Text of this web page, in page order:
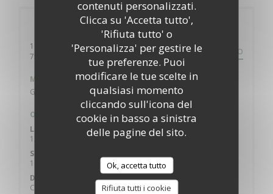
contenuti personalizzati.
Clicca su 'Accetta tutto',
'Rifiuta tutto' o
'Personalizza' per gestire le
tue preferenze. Puoi
modificare le tue scelte in
qualsiasi momento
cliccando sull'icona del
cookie in basso a sinistra
delle pagine del sito.
Ok, accetta tutto
Rifiuta tutti i cookie
Informazioni pratiche
10 rue Rougemont
75010 Paris
((apre una nuova finestra)) PERCORSO
Metro
Grand Boulevard sortie 6
Orari
Lun
12:00 - 14:45
18:00 - 23:00
Sabato
18:00 - 23:00
Domenica
Chiuso